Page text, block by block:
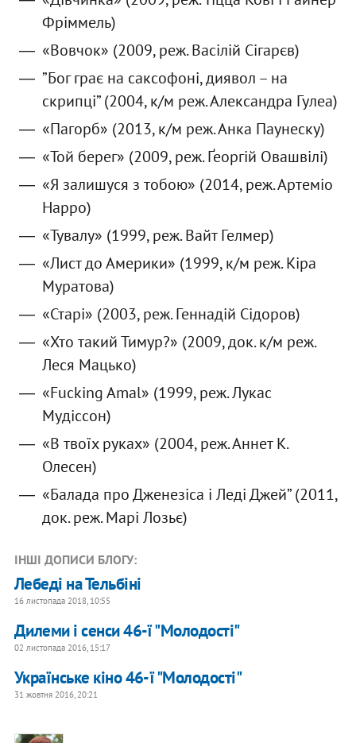
Фріммель)
«Вовчок» (2009, реж. Васілій Сігарєв)
”Бог грає на саксофоні, диявол – на
скрипці” (2004, к/м реж. Александра Гулеа)
«Пагорб» (2013, к/м реж. Анка Паунеску)
«Той берег» (2009, реж. Ґеоргій Овашвілі)
«Я залишуся з тобою» (2014, реж. Артеміо
Нарро)
«Тувалу» (1999, реж. Вайт Гелмер)
«Лист до Америки» (1999, к/м реж. Кіра
Муратова)
«Старі» (2003, реж. Геннадій Сідоров)
«Хто такий Тимур?» (2009, док. к/м реж.
Леся Мацько)
«Fucking Amal» (1999, реж. Лукас
Мудіссон)
«В твоїх руках» (2004, реж. Аннет К.
Олесен)
«Балада про Дженезіса і Леді Джей” (2011,
док. реж. Марі Лозьє)
ІНШІ ДОПИСИ БЛОГУ:
Лебеді на Тельбіні
16 листопада 2018, 10:55
Дилеми і сенси 46-ї "Молодості"
02 листопада 2016, 15:17
Українське кіно 46-ї "Молодості"
31 жовтня 2016, 20:21